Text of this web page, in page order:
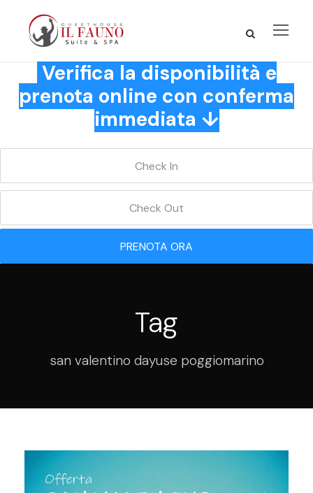
Verifica la disponibilità e
prenota online con conferma
immediata ↓
PRENOTA ORA
Tag
san valentino dayuse poggiomarino